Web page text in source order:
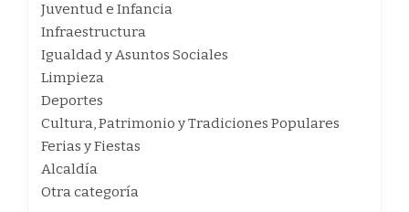
Juventud e Infancia
Infraestructura
Igualdad y Asuntos Sociales
Limpieza
Deportes
Cultura, Patrimonio y Tradiciones Populares
Ferias y Fiestas
Alcaldía
Otra categoría